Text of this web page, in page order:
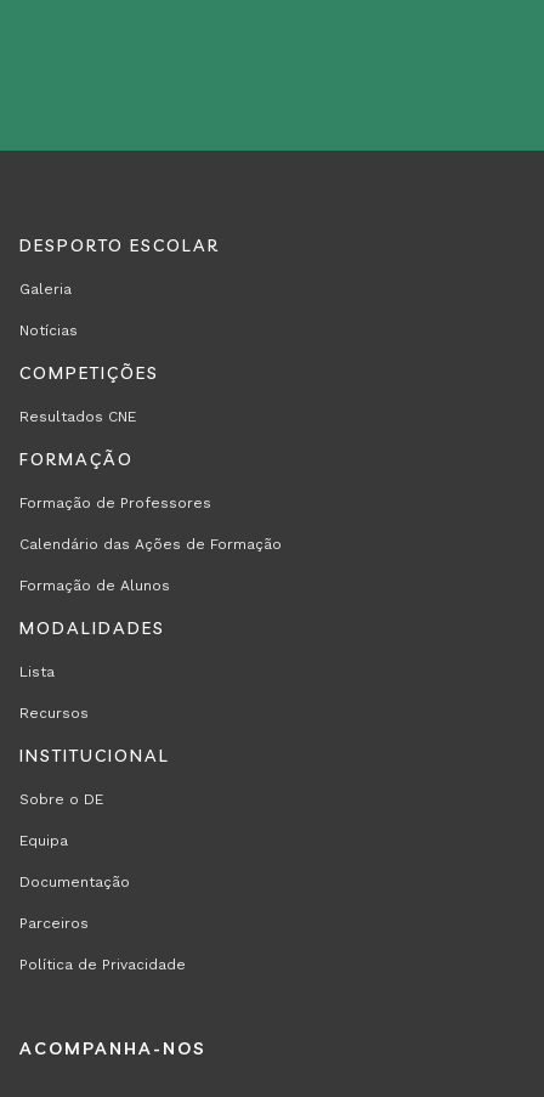
REGION
FOOTER
RODAPÉ
DESPORTO ESCOLAR
Galeria
Notícias
COMPETIÇÕES
Resultados CNE
FORMAÇÃO
Formação de Professores
Calendário das Ações de Formação
Formação de Alunos
MODALIDADES
Lista
Recursos
INSTITUCIONAL
Sobre o DE
Equipa
Documentação
Parceiros
Política de Privacidade
REGION
ACOMPANHA-NOS